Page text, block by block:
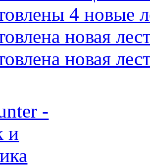
4 новые
новая
новая